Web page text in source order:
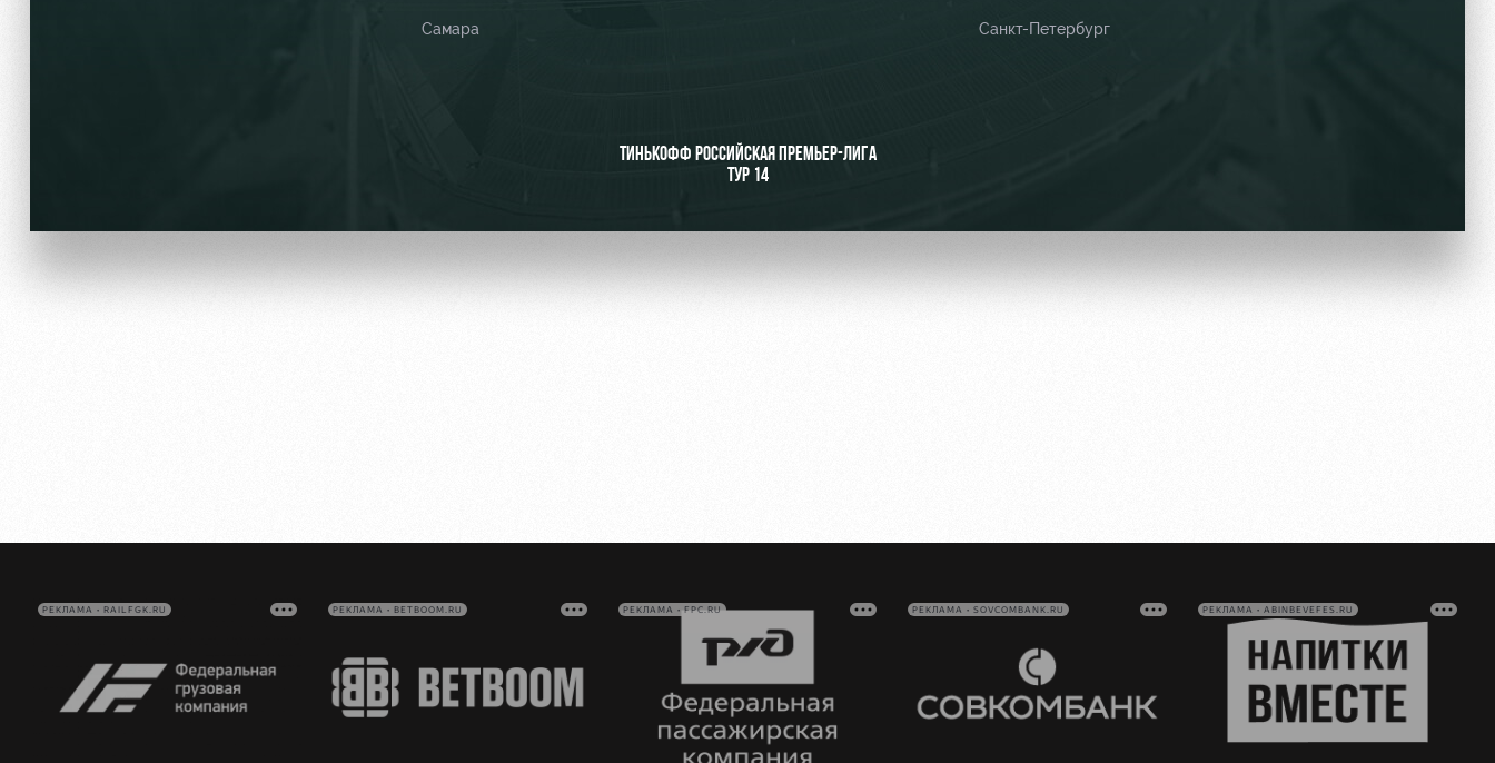
Локо-Лето
Академия
Заставки
Парковка
Самара Санкт-Петербург
ТИНЬКОФФ РОССИЙСКАЯ ПРЕМЬЕР-ЛИГА
ТУР 14
РЕКЛАМА • RAILFGK.RU РЕКЛАМА • BETBOOM.RU РЕКЛАМА • FPC.RU РЕКЛАМА • SOVCOMBANK.RU РЕКЛАМА • ABINBEVEFES.RU